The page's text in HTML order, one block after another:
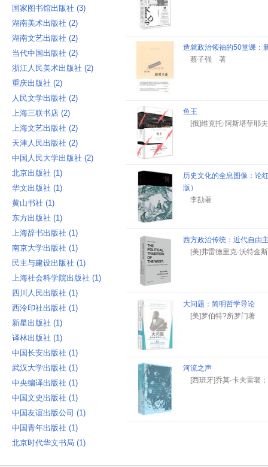
国家图书馆出版社 ‎(3)
湖南美术出版社 ‎(2)
湖南文艺出版社 ‎(2)
当代中国出版社 ‎(2)
浙江人民美术出版社 ‎(2)
重庆出版社 ‎(2)
人民文学出版社 ‎(2)
上海三联书店 ‎(2)
上海文艺出版社 ‎(2)
天津人民出版社 ‎(2)
中国人民大学出版社 ‎(2)
北京出版社 ‎(1)
华文出版社 ‎(1)
黄山书社 ‎(1)
东方出版社 ‎(1)
上海辞书出版社 ‎(1)
南京大学出版社 ‎(1)
民主与建设出版社 ‎(1)
上海社会科学院出版社 ‎(1)
四川人民出版社 ‎(1)
西泠印社出版社 ‎(1)
新星出版社 ‎(1)
译林出版社 ‎(1)
中国长安出版社 ‎(1)
武汉大学出版社 ‎(1)
中央编译出版社 ‎(1)
中国文史出版社 ‎(1)
中国友谊出版公司 ‎(1)
中国青年出版社 ‎(1)
北京时代华文书局 ‎(1)
造就政治领袖的50堂课：
蔡子强 著
鱼王
[俄]维克托·阿斯塔菲耶
历史文化的全息图像：论
版）
李劼著
西方政治传统：近代自由
[美]弗雷德里克·沃特金
大问题：简明哲学导论
[美]罗伯特?所罗门著
河流之声
[西班牙]乔莫·卡夫雷著